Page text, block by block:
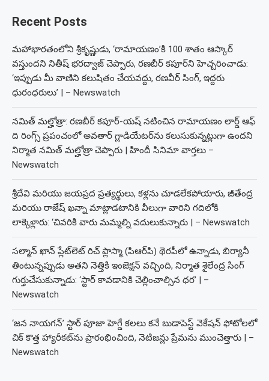
Recent Posts
మహాభారతంలోని శ్రీకృష్ణుడు, ‘రామాయణం’కి 100 శాతం ఆస్కార్
వస్తుందని నితీష్ భరద్వాజ్ చెప్పారు, రణబీర్ కపూర్‌ని హెచ్చరించాడు:
‘ఇప్పుడు మీ వాణిని కలుషితం చేయవద్దు, రణవీర్ సింగ్, ఇద్దరు
ధురంధరులు’ | – Newswatch
నమిత్ మల్హోత్రా: రణబీర్ కపూర్-యష్ నటించిన రామాయణం లార్డ్ ఆఫ్
ది రింగ్స్ ప్రపంచంలో అవతార్ గ్లాడియేటర్‌ను కలుసుకున్నట్లుగా ఉందని
నిర్మాత నమిత్ మల్హోత్రా చెప్పారు | హిందీ సినిమా వార్తలు –
Newswatch
శ్రీదేవి మరియు జయప్రద ప్రత్యర్థులు, కళ్లను చూడలేకపోయారు, జీతేంద్ర
మరియు రాజేష్ ఖన్నా మాట్లాడటానికి వీలుగా వారిని గదిలోకి
లాక్కెళ్లారు: ‘చివరికి వారు మమ్మల్ని వదులుకున్నారు | – Newswatch
సల్మాన్ ఖాన్ ప్లేట్‌లెట్ రిచ్ ప్లాస్మా (పిఆర్‌పి) థెరపీలో ఉన్నాడు, బిర్యానీ
తింటున్నప్పుడు అతని నెత్తికి ఇంజెక్షన్ వచ్చింది, నిర్మాత శైలేంద్ర సింగ్
గుర్తుచేసుకున్నాడు: ‘స్టార్ కావడానికి చెల్లించాల్సిన ధర’ | –
Newswatch
‘జన నాయగన్’ స్టార్ పూజా హెగ్డే కలలు కనే బుడాపెస్ట్ వెకేషన్ ఫోటోలలో
చిక్ కొత్త హ్యారీకట్‌ను ప్రారంభించింది, నెటిజన్లు ప్రేమను ముంచెత్తారు | –
Newswatch